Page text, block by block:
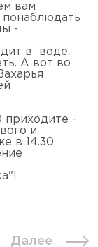
вам
понаблюдать
-
в воде,
А вот во
приходите -
и
в 14.30
Далее